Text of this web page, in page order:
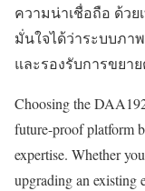
ความน่าเชื่อถือ ด้วย
มั่นใจได้ว่าระบบภา
และรองรับการขยา
Choosing the
future-proof platform
expertise. Whether
upgrading an existing